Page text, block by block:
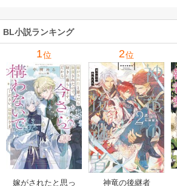
BL小説ランキング
1位
嫁がされたと思っ
2位
神竜の後継者